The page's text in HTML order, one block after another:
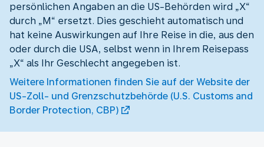
persönlichen Angaben an die US-Behörden wird „X“
durch „M“ ersetzt. Dies geschieht automatisch und
hat keine Auswirkungen auf Ihre Reise in die, aus den
oder durch die USA, selbst wenn in Ihrem Reisepass
„X“ als Ihr Geschlecht angegeben ist.
Weitere Informationen finden Sie auf der Website der
US-Zoll- und Grenzschutzbehörde (U.S. Customs and
Border Protection, CBP)